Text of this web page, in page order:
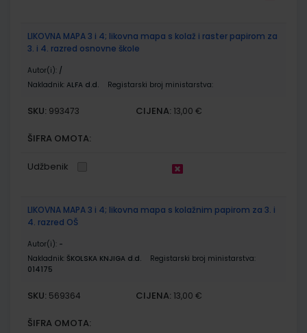
LIKOVNA MAPA 3 i 4; likovna mapa s kolaž i raster papirom za
3. i 4. razred osnovne škole
Autor(i): /
Nakladnik: ALFA d.d. Registarski broj ministarstva:
SKU: 993473 CIJENA: 13,00 €
ŠIFRA OMOTA:
Udžbenik
LIKOVNA MAPA 3 i 4; likovna mapa s kolažnim papirom za 3. i
4. razred OŠ
Autor(i): -
Nakladnik: ŠKOLSKA KNJIGA d.d.
Registarski broj ministarstva:
014175
SKU: 569364 CIJENA: 13,00 €
ŠIFRA OMOTA: